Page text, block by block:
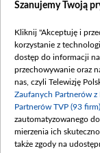
(wpłata
mln,
Data
(wpłata
Data
Szanujemy Twoją
Kliknij "Akceptuję i
korzystanie z
dostęp do informacji
przechowywanie oraz
nas, czyli Telewizję
Zaufanych Partnerów
Partnerów TVP (93 firm)
zautomatyzowanego
mierzenia ich
także zgody na